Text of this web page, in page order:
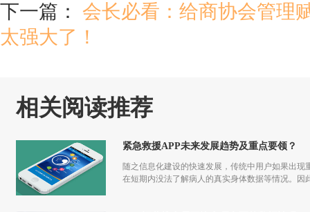
下一篇： 会长必看：给商协会管理
太强大了！
相关阅读推荐
紧急救援APP未来发展趋势及重点要领？
随之信息化建设的快速发展，传统中用户如果出
在短期内没法了解病人的真实身体数据等情况。